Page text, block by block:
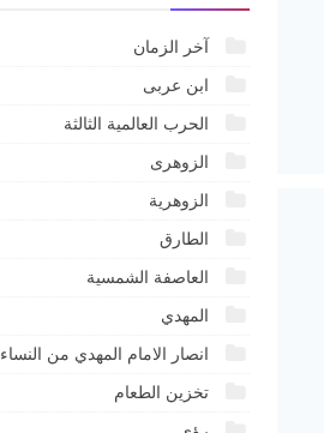
آخر الزمان
ابن عربى
الحرب العالمية الثالثة
الزوهرى
الزوهرية
الطارق
العاصفة الشمسية
المهدي
انصار الامام المهدي من النساء
تخزين الطعام